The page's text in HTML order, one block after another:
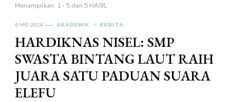
Menampilkan: 1 - 5 dari 5 HASIL
6 MEI 2024 AKADEMIK BERITA
HARDIKNAS NISEL: SMP
SWASTA BINTANG LAUT RAIH
JUARA SATU PADUAN SUARA
ELEFU